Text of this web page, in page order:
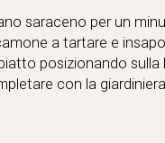
saraceno per un
a tartare e
posizionando
con la